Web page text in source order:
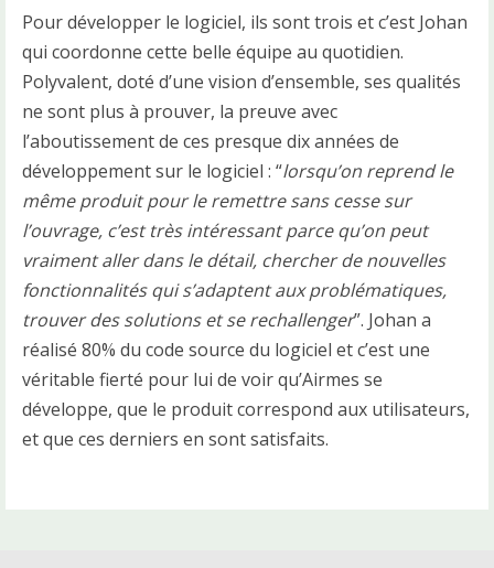
Pour développer le logiciel, ils sont trois et c’est Johan
qui coordonne cette belle équipe au quotidien.
Polyvalent, doté d’une vision d’ensemble, ses qualités
ne sont plus à prouver, la preuve avec
l’aboutissement de ces presque dix années de
développement sur le logiciel : “lorsqu’on reprend le
même produit pour le remettre sans cesse sur
l’ouvrage, c’est très intéressant parce qu’on peut
vraiment aller dans le détail, chercher de nouvelles
fonctionnalités qui s’adaptent aux problématiques,
trouver des solutions et se rechallenger”. Johan a
réalisé 80% du code source du logiciel et c’est une
véritable fierté pour lui de voir qu’Airmes se
développe, que le produit correspond aux utilisateurs,
et que ces derniers en sont satisfaits.